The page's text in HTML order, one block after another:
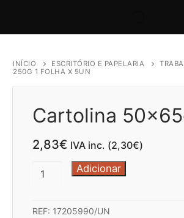
INÍCIO ESCRITÓRIO E PAPELARIA
250G 1 FOLHA X 5UN
Cartolina
2,83€ IVA inc. (2,30€)
Quantidade
50x65cm
Adicionar
REF: 17205990/UN